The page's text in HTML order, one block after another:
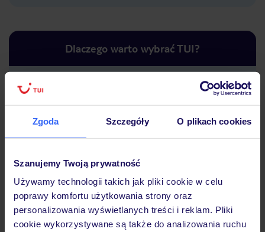
Zgoda Szczegóły O plikach cookies
Szanujemy Twoją prywatność
Używamy technologii takich jak pliki cookie w celu
poprawy komfortu użytkowania strony oraz
personalizowania wyświetlanych treści i reklam. Pliki
cookie wykorzystywane są także do analizowania ruchu
Dlaczego warto wybrać TUI?
podróży w Polsce
Hotel